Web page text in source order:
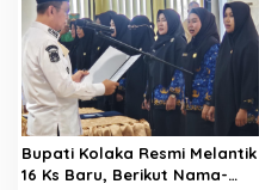
Bupati Kolaka Resmi Melantik
16 Ks Baru, Berikut Nama-